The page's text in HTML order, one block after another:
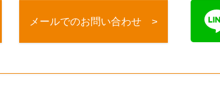
メールでのお問い合わせ >